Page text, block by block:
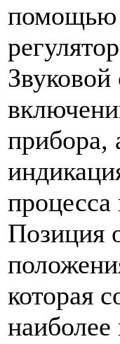
помощью
прибора,
процесса
Позиция
которая